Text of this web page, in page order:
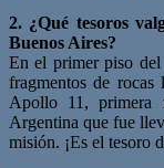
2. ¿Qué tesoros
Buenos Aires?
En el primer piso
fragmentos de rocas
Apollo 11, primera
Argentina que fue
misión. ¡Es el tesoro